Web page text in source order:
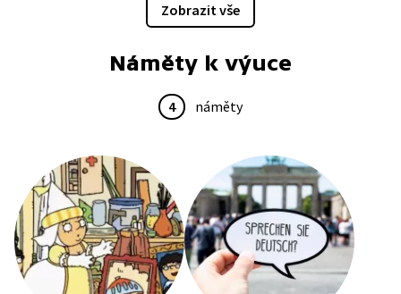
Zobrazit vše
Náměty k výuce
4 náměty